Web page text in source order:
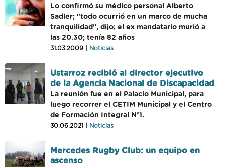
Lo confirmó su médico personal Alberto
Sadler; "todo ocurrió en un marco de mucha
tranquilidad", dijo; el ex mandatario murió a
las 20.30; tenía 82 años
31.03.2009 | Noticias
Ustarroz recibió al director ejecutivo
de la Agencia Nacional de Discapacidad
La reunión fue en el Palacio Municipal, para
luego recorrer el CETIM Municipal y el Centro
de Formación Integral Nº1.
30.06.2021 | Noticias
Mercedes Rugby Club: un equipo en
ascenso